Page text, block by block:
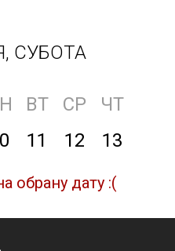
СУБОТА
ВТ СР
ЧТ
11 12 13
обрану дату :(